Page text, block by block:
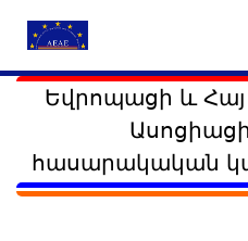
Եվրոպացի և
հասարակական